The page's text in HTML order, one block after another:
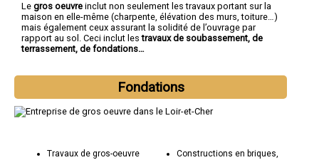
Le gros oeuvre inclut non seulement les travaux portant sur la
maison en elle-même (charpente, élévation des murs, toiture…)
mais également ceux assurant la solidité de l’ouvrage par
rapport au sol. Ceci inclut lestravaux de soubassement, de
terrassement, de fondations…
Fondations
Travaux de gros-oeuvre
Constructions en briques,